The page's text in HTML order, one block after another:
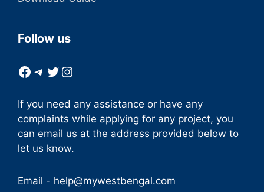
Follow us
Facebook
Telegram
Twitter
Instagram
If you need any assistance or have any
complaints while applying for any project, you
can email us at the address provided below to
let us know.
Email - help@mywestbengal.com